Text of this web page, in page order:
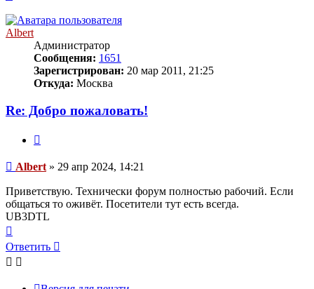
началу
Albert
Администратор
Сообщения: 1651
Зарегистрирован: 20 мар 2011, 21:25
Откуда: Москва
Re: Добро пожаловать!
Сообщение
Albert » 29 апр 2024, 14:21
Приветствую. Технически форум полностью рабочий. Если
общаться то оживёт. Посетители тут есть всегда.
UB3DTL
к
началу
Ответить